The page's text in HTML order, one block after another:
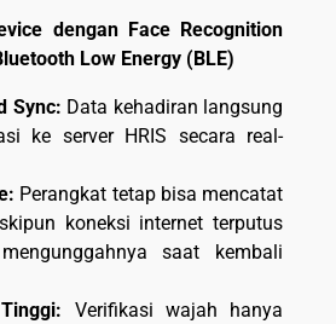
dengan Face Recognition
Low Energy (BLE)
Sync: Data kehadiran langsung
ke server HRIS secara real-
Perangkat tetap bisa mencatat
koneksi internet terputus
saat kembali
Verifikasi wajah hanya